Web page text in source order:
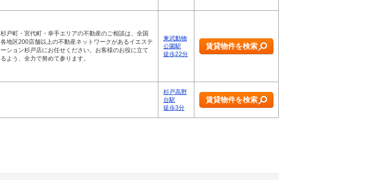
杉戸町・宮代町・幸手エリアの不動産のご相談は、全国
各地区200店舗以上の不動産ネットワークがあるイエステ
ーション杉戸店にお任せください。お客様のお役に立て
るよう、全力で努めて参ります。
東武動物
公園駅
徒歩22分
賃貸物件を検索
杉戸高野
台駅
徒歩3分
賃貸物件を検索